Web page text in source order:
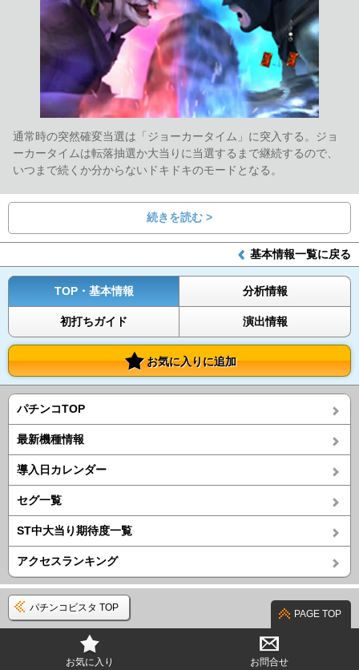
通常時の突然確変当選は「ジョーカータイム」に突入する。ジョ
ーカータイムは転落抽選か大当りに当選するまで継続するので、
いつまで続くか分からないドキドキのモードとなる。
続きを読む >
基本情報一覧に戻る
TOP・基本情報 分析情報
初打ちガイド 演出情報
お気に入りに追加
パチンコTOP
最新機種情報
導入日カレンダー
セグ一覧
ST中大当り期待度一覧
アクセスランキング
パチンコビスタ TOP
PAGE TOP
お気に入り お問合せ